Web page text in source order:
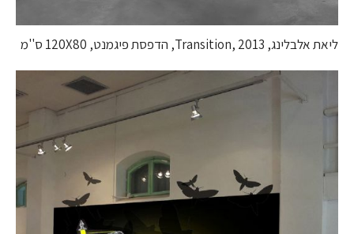
ליאת אלבלינג, Transition, 2013, הדפסת פיגמנט, 120X80 ס''מ